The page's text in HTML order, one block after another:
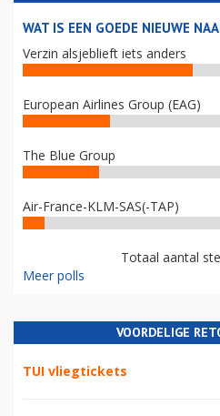
WAT IS EEN GOEDE NIEUWE
Verzin alsjeblieft iets anders
European Airlines Group (EAG)
The Blue Group
Air-France-KLM-SAS(-TAP)
Totaal aantal
Meer polls
VOORDELIGE
TUI vliegtickets